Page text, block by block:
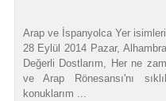
Arap ve İspanyolca Yer
28 Eylül 2014 Pazar,
Değerli Dostlarım, Her ne
ve Arap Rönesansı'nı
konuklarım ...